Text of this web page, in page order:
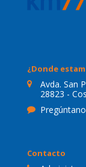
¿Donde
Avda. San
28823 -
Contacto